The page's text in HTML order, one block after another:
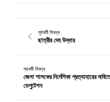
পূর্ববর্তী নিবন্ধ
ছাত্রীর দেহ উদ্ধার
পরবর্তী নিবন্ধ
জেলা শাসকের নির্দেশিকা প্রত্যাহারের
ডেপুটেশন